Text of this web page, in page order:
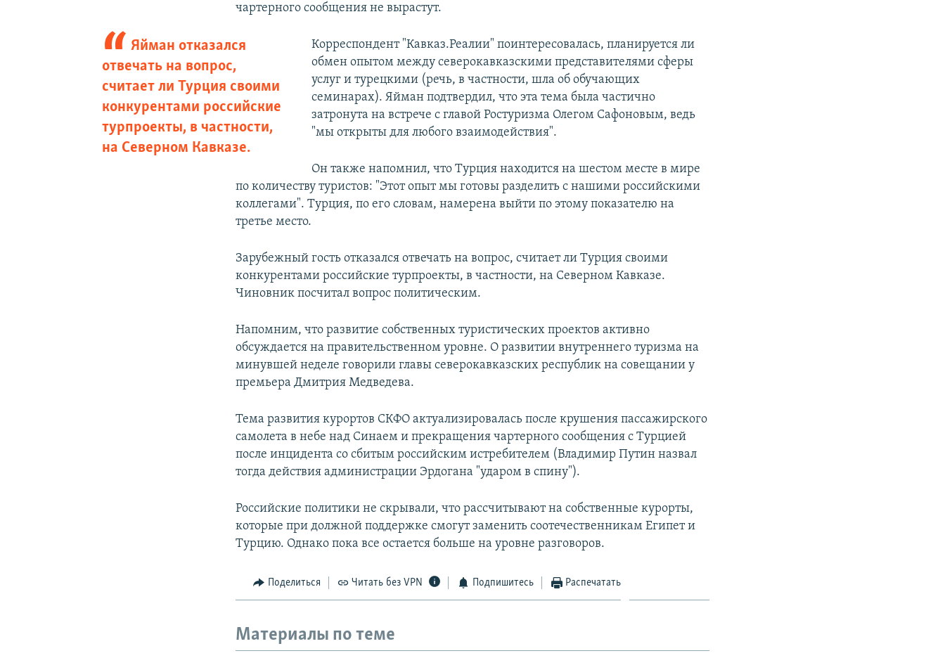
чартерного сообщения не вырастут.
Яйман отказался
отвечать на вопрос,
считает ли Турция своими
конкурентами российские
турпроекты, в частности,
на Северном Кавказе.
Корреспондент "Кавказ.Реалии" поинтересовалась, планируется ли
обмен опытом между северокавказскими представителями сферы
услуг и турецкими (речь, в частности, шла об обучающих
семинарах). Яйман подтвердил, что эта тема была частично
затронута на встрече с главой Ростуризма Олегом Сафоновым, ведь
"мы открыты для любого взаимодействия".
Он также напомнил, что Турция находится на шестом месте в мире
по количеству туристов: "Этот опыт мы готовы разделить с нашими российскими
коллегами". Турция, по его словам, намерена выйти по этому показателю на
третье место.
Зарубежный гость отказался отвечать на вопрос, считает ли Турция своими
конкурентами российские турпроекты, в частности, на Северном Кавказе.
Чиновник посчитал вопрос политическим.
Напомним, что развитие собственных туристических проектов активно
обсуждается на правительственном уровне. О развитии внутреннего туризма на
минувшей неделе говорили главы северокавказских республик на совещании у
премьера Дмитрия Медведева.
Тема развития курортов СКФО актуализировалась после крушения пассажирского
самолета в небе над Синаем и прекращения чартерного сообщения с Турцией
после инцидента со сбитым российским истребителем (Владимир Путин назвал
тогда действия администрации Эрдогана "ударом в спину").
Российские политики не скрывали, что рассчитывают на собственные курорты,
которые при должной поддержке смогут заменить соотечественникам Египет и
Турцию. Однако пока все остается больше на уровне разговоров.
Поделиться Читать без VPN Подпишитесь Распечатать
Материалы по теме